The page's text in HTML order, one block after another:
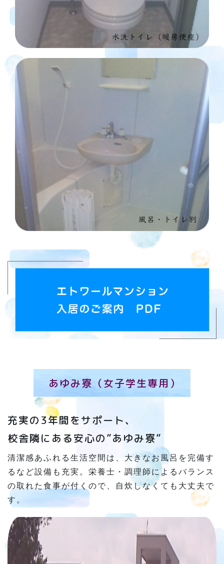
あゆみ寮（女子学生専用）
充実の3年間をサポート、
校舎隣にある安心の”あゆみ寮”
清潔感あふれる生活空間は、大きなお風呂を完備す
るなど設備も充実。栄養士・調理師によるバランス
の取れた食事が付くので、自炊しなくても大丈夫で
す。